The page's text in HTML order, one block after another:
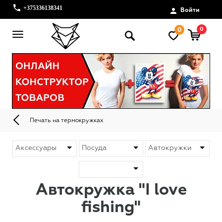
+375336138341 Войти
0 0
Печать на термокружках
Автокружка "I love
fishing"